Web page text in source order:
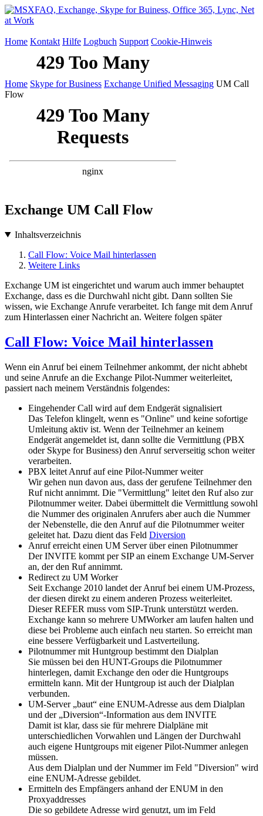
Home Kontakt Hilfe Logbuch Support Cookie-Hinweis
Home Skype for Business Exchange Unified Messaging UM Call
Flow
Exchange UM Call Flow
Inhaltsverzeichnis
Call Flow: Voice Mail hinterlassen
Weitere Links
Exchange UM ist eingerichtet und warum auch immer behauptet
Exchange, dass es die Durchwahl nicht gibt. Dann sollten Sie
wissen, wie Exchange Anrufe verarbeitet. Ich fange mit dem Anruf
zum Hinterlassen einer Nachricht an. Weitere folgen später
Call Flow: Voice Mail hinterlassen
Wenn ein Anruf bei einem Teilnehmer ankommt, der nicht abhebt
und seine Anrufe an die Exchange Pilot-Nummer weiterleitet,
passiert nach meinem Verständnis folgendes:
Eingehender Call wird auf dem Endgerät signalisiert
Das Telefon klingelt, wenn es "Online" und keine sofortige
Umleitung aktiv ist. Wenn der Teilnehmer an keinem
Endgerät angemeldet ist, dann sollte die Vermittlung (PBX
oder Skype for Business) den Anruf serverseitig schon weiter
verarbeiten.
PBX leitet Anruf auf eine Pilot-Nummer weiter
Wir gehen nun davon aus, dass der gerufene Teilnehmer den
Ruf nicht annimmt. Die "Vermittlung" leitet den Ruf also zur
Pilotnummer weiter. Dabei übermittelt die Vermittlung sowohl
die Nummer des originalen Anrufers aber auch die Nummer
der Nebenstelle, die den Anruf auf die Pilotnummer weiter
geleitet hat. Dazu dient das Feld Diversion
Anruf erreicht einen UM Server über einen Pilotnummer
Der INVITE kommt per SIP an einem Exchange UM-Server
an, der den Ruf annimmt.
Redirect zu UM Worker
Seit Exchange 2010 landet der Anruf bei einem UM-Prozess,
der diesen direkt zu einem anderen Prozess weiterleitet.
Dieser REFER muss vom SIP-Trunk unterstützt werden.
Exchange kann so mehrere UMWorker am laufen halten und
diese bei Probleme auch einfach neu starten. So erreicht man
eine bessere Verfügbarkeit und Lastverteilung.
Pilotnummer mit Huntgroup bestimmt den Dialplan
Sie müssen bei den HUNT-Groups die Pilotnummer
hinterlegen, damit Exchange den oder die Huntgroups
ermitteln kann. Mit der Huntgroup ist auch der Dialplan
verbunden.
UM-Server „baut“ eine ENUM-Adresse aus dem Dialplan
und der „Diversion“-Information aus dem INVITE
Damit ist klar, dass sie für mehrere Dialpläne mit
unterschiedlichen Vorwahlen und Längen der Durchwahl
auch eigene Huntgroups mit eigener Pilot-Nummer anlegen
müssen.
Aus dem Dialplan und der Nummer im Feld "Diversion" wird
eine ENUM-Adresse gebildet.
Ermitteln des Empfängers anhand der ENUM in den
Proxyaddresses
Die so gebildete Adresse wird genutzt, um im Feld